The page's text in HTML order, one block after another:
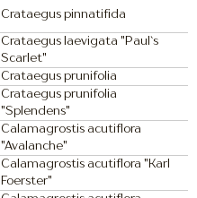
Crataegus pinnatifida
Crataegus laevigata "Paul`s
Scarlet"
Crataegus prunifolia
Crataegus prunifolia
"Splendens"
Calamagrostis acutiflora
"Avalanche"
Calamagrostis acutiflora "Karl
Foerster"